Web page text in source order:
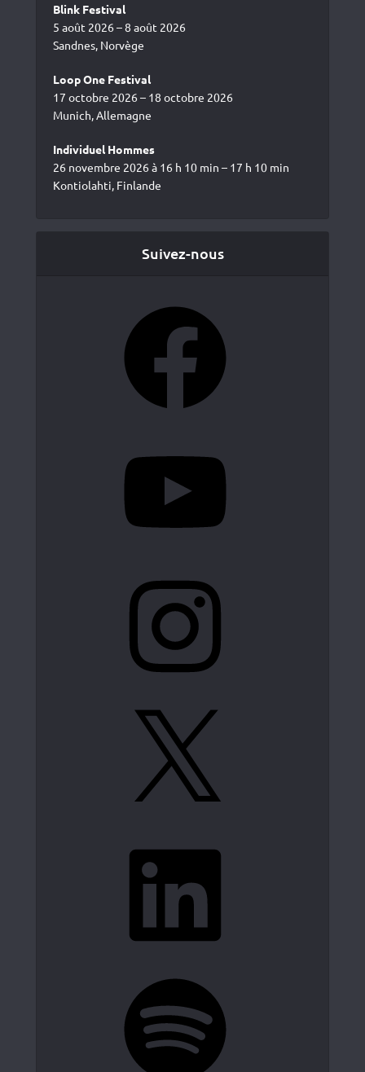
Blink Festival
5 août 2026 – 8 août 2026
Sandnes, Norvège
Loop One Festival
17 octobre 2026 – 18 octobre 2026
Munich, Allemagne
Individuel Hommes
26 novembre 2026 à 16 h 10 min – 17 h 10 min
Kontiolahti, Finlande
Suivez-nous